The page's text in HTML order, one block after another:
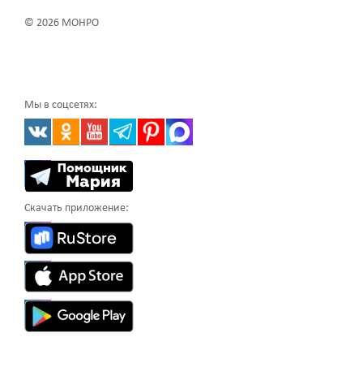
© 2026 МОНРО
Мы в соцсетях:
Скачать приложение: